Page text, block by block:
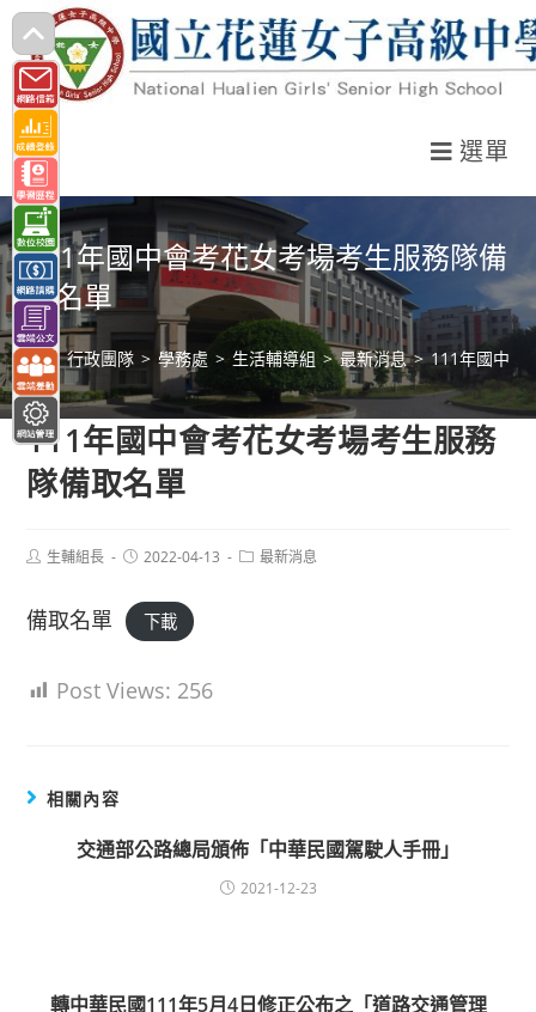
跳
轉
至
主
要
內
容
選單
111年國中會考花女考場考生服務隊備
取名單
> 行政團隊 > 學務處 > 生活輔導組 > 最新消息 > 111年國中會
111年國中會考花女考場考生服務
隊備取名單
Post生輔組長
Post2022-04-13
Post最新消息
備取名單 下載
Post Views: 256
相關內容
交通部公路總局頒佈「中華民國駕駛人手冊」
2021-12-23
轉中華民國111年5月4日修正公布之「道路交通管理